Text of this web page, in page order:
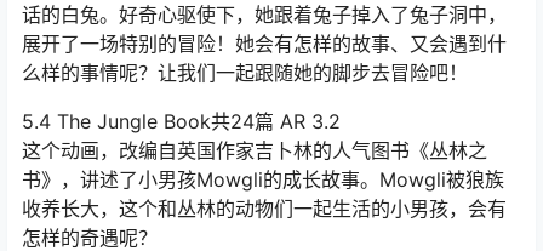
话的白兔。好奇心驱使下，她跟着兔子掉入了兔子洞中，
展开了一场特别的冒险！她会有怎样的故事、又会遇到什
么样的事情呢？让我们一起跟随她的脚步去冒险吧！
5.4 The Jungle Book共24篇 AR 3.2
这个动画，改编自英国作家吉卜林的人气图书《丛林之
书》，讲述了小男孩Mowgli的成长故事。Mowgli被狼族
收养长大，这个和丛林的动物们一起生活的小男孩，会有
怎样的奇遇呢？